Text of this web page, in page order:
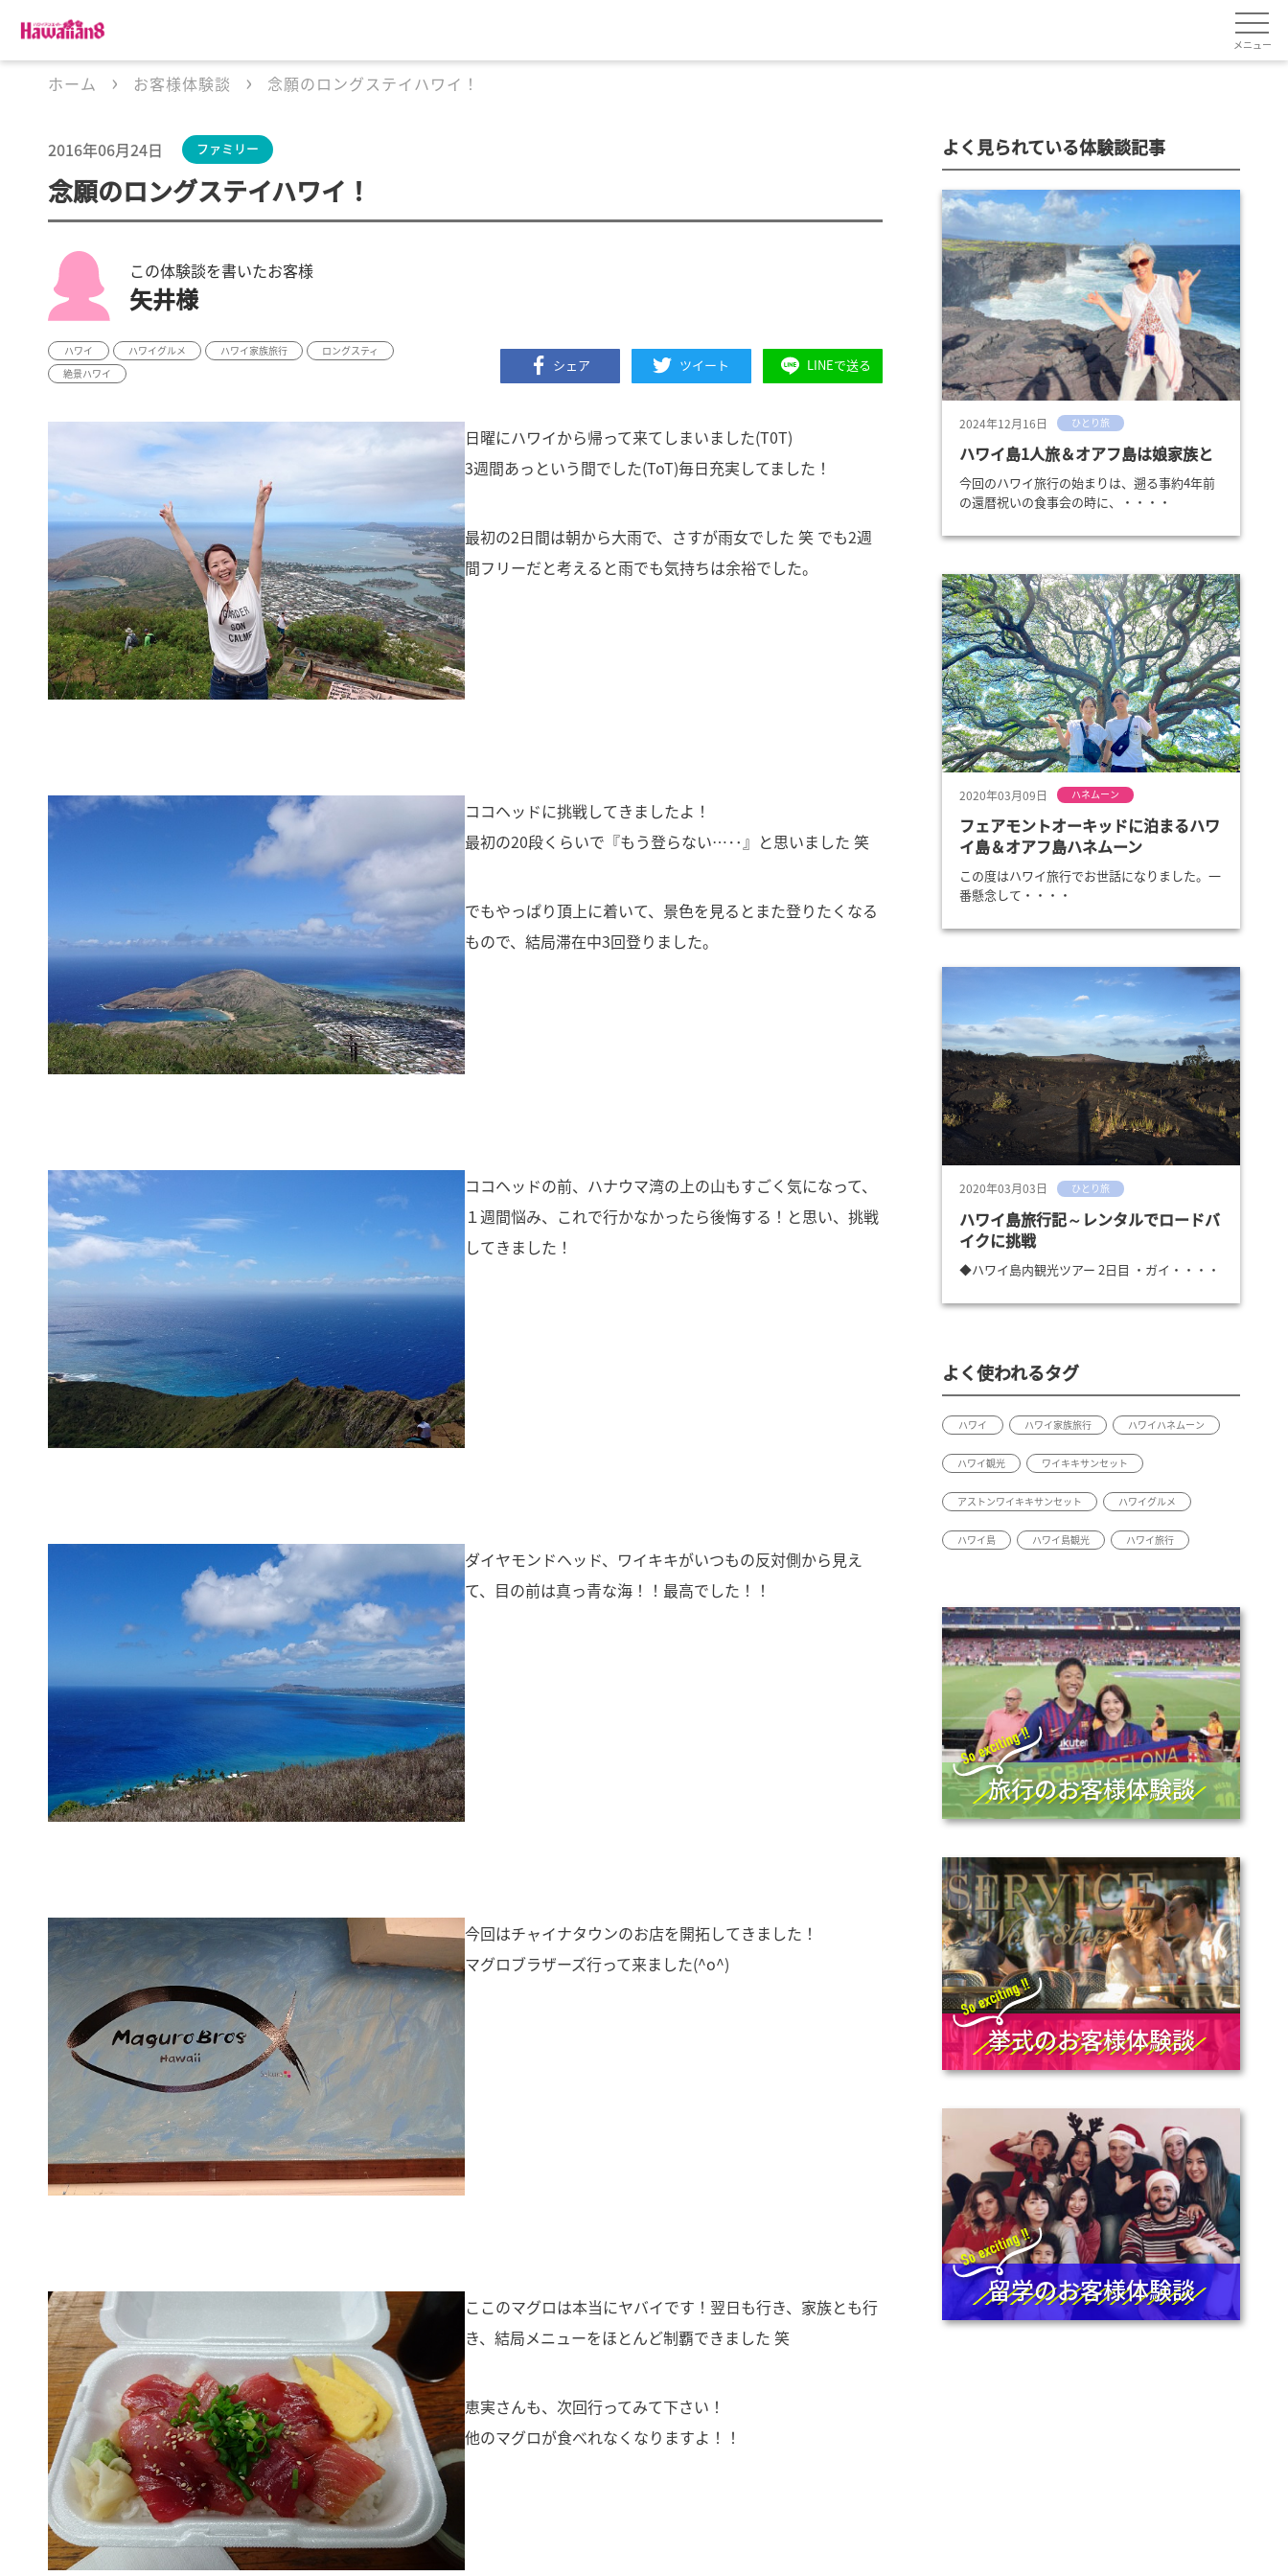
メニュー
ホーム お客様体験談 念願のロングステイハワイ！
2016年06月24日 ファミリー
念願のロングステイハワイ！
この体験談を書いたお客様
矢井様
ハワイ ハワイグルメ ハワイ家族旅行
ロングスティ
絶景ハワイ
シェア ツイート LINEで送る
日曜にハワイから帰って来てしまいました(T0T)
3週間あっという間でした(ToT)毎日充実してました！
最初の2日間は朝から大雨で、さすが雨女でした 笑 でも2週
間フリーだと考えると雨でも気持ちは余裕でした。
ココヘッドに挑戦してきましたよ！
最初の20段くらいで『もう登らない…‥』と思いました 笑
でもやっぱり頂上に着いて、景色を見るとまた登りたくなる
もので、結局滞在中3回登りました。
ココヘッドの前、ハナウマ湾の上の山もすごく気になって、
１週間悩み、これで行かなかったら後悔する！と思い、挑戦
してきました！
ダイヤモンドヘッド、ワイキキがいつもの反対側から見え
て、目の前は真っ青な海！！最高でした！！
今回はチャイナタウンのお店を開拓してきました！
マグロブラザーズ行って来ました(^o^)
ここのマグロは本当にヤバイです！翌日も行き、家族とも行
き、結局メニューをほとんど制覇できました 笑
恵実さんも、次回行ってみて下さい！
他のマグロが食べれなくなりますよ！！
よく見られている体験談記事
2024年12月16日 ひとり旅
ハワイ島1人旅＆オアフ島は娘家族と
今回のハワイ旅行の始まりは、遡る事約4年前
の還暦祝いの食事会の時に、・・・・
2020年03月09日 ハネムーン
フェアモントオーキッドに泊まるハワ
イ島＆オアフ島ハネムーン
この度はハワイ旅行でお世話になりました。一
番懸念して・・・・
2020年03月03日 ひとり旅
ハワイ島旅行記～レンタルでロードバ
イクに挑戦
◆ハワイ島内観光ツアー 2日目 ・ガイ・・・・
よく使われるタグ
ハワイ ハワイ家族旅行 ハワイハネムーン
ハワイ観光 ワイキキサンセット
アストンワイキキサンセット ハワイグルメ
ハワイ島 ハワイ島観光 ハワイ旅行
旅行のお客様体験談
挙式のお客様体験談
留学のお客様体験談